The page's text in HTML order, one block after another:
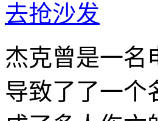
去抢沙发
杰克曾是一名
导致了了一个